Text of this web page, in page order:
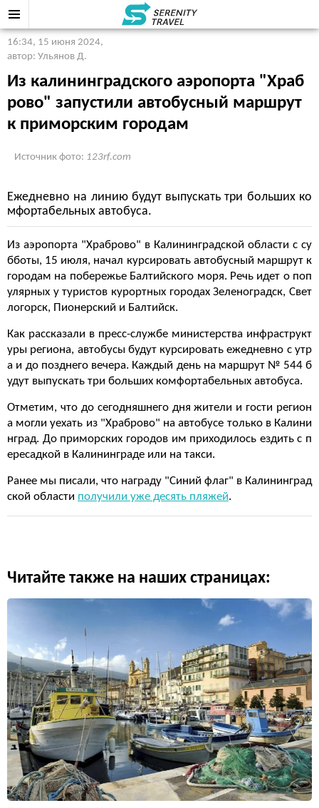
16:34, 15 июня 2024,
автор: Ульянов Д.
Из калининградского аэропорта "Храб
рово" запустили автобусный маршрут
к приморским городам
Источник фото: 123rf.com
Ежедневно на линию будут выпускать три больших ко
мфортабельных автобуса.
Из аэропорта "Храброво" в Калининградской области с су
бботы, 15 июля, начал курсировать автобусный маршрут к
городам на побережье Балтийского моря. Речь идет о поп
улярных у туристов курортных городах Зеленоградск, Свет
логорск, Пионерский и Балтийск.
Как рассказали в пресс-службе министерства инфраструкт
уры региона, автобусы будут курсировать ежедневно с утр
а и до позднего вечера. Каждый день на маршрут № 544 б
удут выпускать три больших комфортабельных автобуса.
Отметим, что до сегодняшнего дня жители и гости регион
а могли уехать из "Храброво" на автобусе только в Калини
нград. До приморских городов им приходилось ездить с п
ересадкой в Калининграде или на такси.
Ранее мы писали, что награду "Синий флаг" в Калининград
ской области получили уже десять пляжей.
Читайте также на наших страницах: